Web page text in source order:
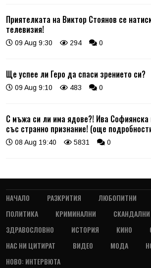
Приятелката на Виктор Стоянов се
телевизия!
09 Aug 9:30 294 0
Ще успее ли Геро да спаси зрението си?
09 Aug 9:10 483 0
С мъжа си ли има ядове?! Ива Софиянска
със странно признание! (още
08 Aug 19:40 5831 0
НАЧАЛО РАЗКРИТИЯ ЛЮБОПИТНИ
ПОЛИТИКА
КРИМИНАЛНИ
СКАНДАЛНИ
ЗДРАВОСЛОВНО
ИСТОРИЯ КИНО
НАС НИ ЦИТИРАТ
ВИДЕО МОДА
НОВО: ИНТЕРВЮТА